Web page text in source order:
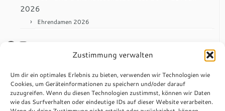
Zustimmung verwalten
Um dir ein optimales Erlebnis zu bieten, verwenden wir Technologien wie
Cookies, um Geräteinformationen zu speichern und/oder darauf
zuzugreifen. Wenn du diesen Technologien zustimmst, können wir Daten
wie das Surfverhalten oder eindeutige IDs auf dieser Website verarbeiten.
2026
Ehrendamen 2026
Facebook
Instagram
Impressum